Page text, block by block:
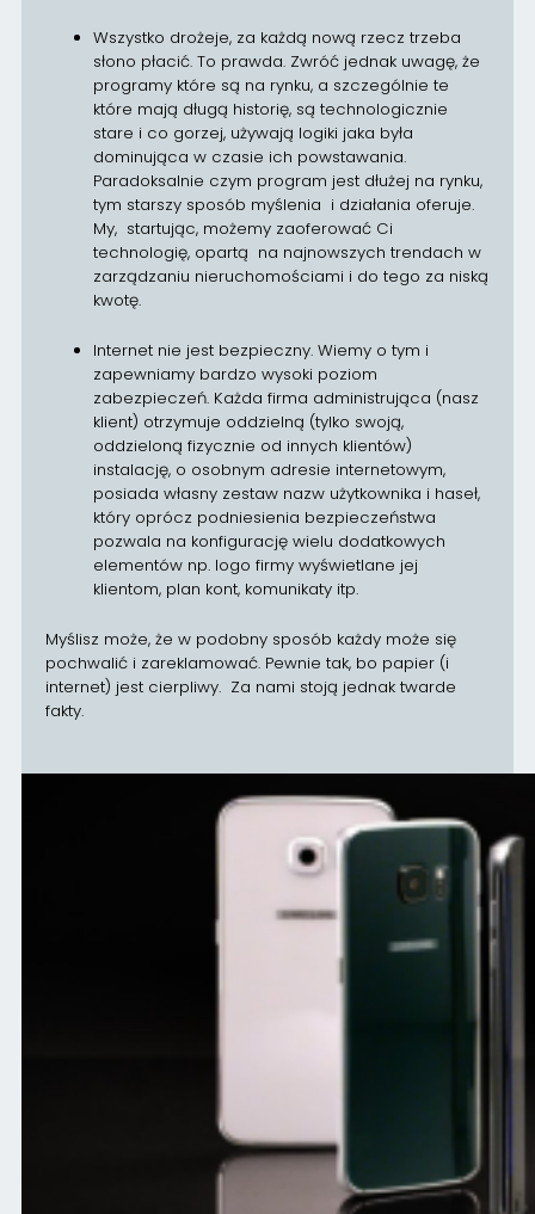
Wszystko drożeje, za każdą nową rzecz trzeba
słono płacić. To prawda. Zwróć jednak uwagę, że
programy które są na rynku, a szczególnie te
które mają długą historię, są technologicznie
stare i co gorzej, używają logiki jaka była
dominująca w czasie ich powstawania.
Paradoksalnie czym program jest dłużej na rynku,
tym starszy sposób myślenia i działania oferuje.
My, startując, możemy zaoferować Ci
technologię, opartą na najnowszych trendach w
zarządzaniu nieruchomościami i do tego za niską
kwotę.
Internet nie jest bezpieczny. Wiemy o tym i
zapewniamy bardzo wysoki poziom
zabezpieczeń. Każda firma administrująca (nasz
klient) otrzymuje oddzielną (tylko swoją,
oddzieloną fizycznie od innych klientów)
instalację, o osobnym adresie internetowym,
posiada własny zestaw nazw użytkownika i haseł,
który oprócz podniesienia bezpieczeństwa
pozwala na konfigurację wielu dodatkowych
elementów np. logo firmy wyświetlane jej
klientom, plan kont, komunikaty itp.
Myślisz może, że w podobny sposób każdy może się
pochwalić i zareklamować. Pewnie tak, bo papier (i
internet) jest cierpliwy. Za nami stoją jednak twarde
fakty.